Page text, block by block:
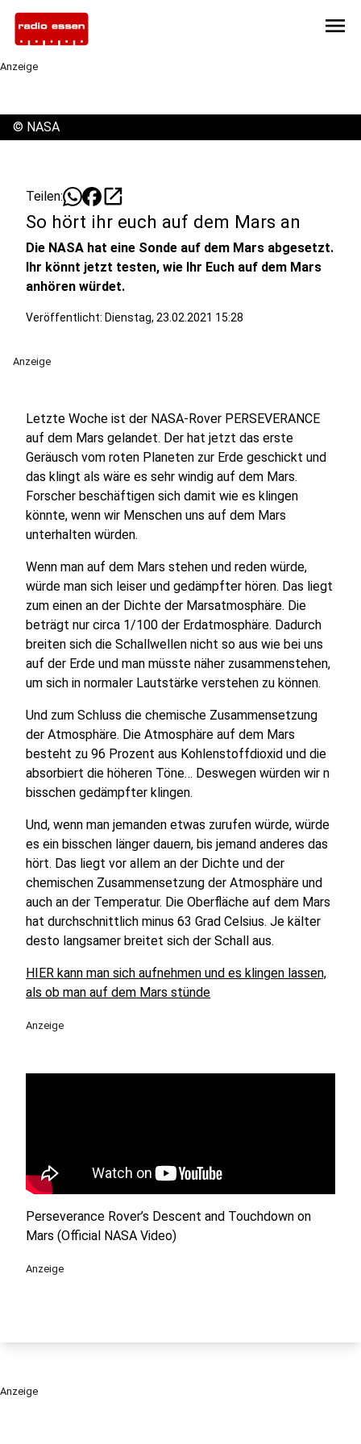
menu
Anzeige
© NASA
Teilen: open_in_new
So hört ihr euch auf dem Mars an
Die NASA hat eine Sonde auf dem Mars abgesetzt.
Ihr könnt jetzt testen, wie Ihr Euch auf dem Mars
anhören würdet.
Veröffentlicht: Dienstag, 23.02.2021 15:28
Anzeige
Letzte Woche ist der NASA-Rover PERSEVERANCE
auf dem Mars gelandet. Der hat jetzt das erste
Geräusch vom roten Planeten zur Erde geschickt und
das klingt als wäre es sehr windig auf dem Mars.
Forscher beschäftigen sich damit wie es klingen
könnte, wenn wir Menschen uns auf dem Mars
unterhalten würden.
Wenn man auf dem Mars stehen und reden würde,
würde man sich leiser und gedämpfter hören. Das liegt
zum einen an der Dichte der Marsatmosphäre. Die
beträgt nur circa 1/100 der Erdatmosphäre. Dadurch
breiten sich die Schallwellen nicht so aus wie bei uns
auf der Erde und man müsste näher zusammenstehen,
um sich in normaler Lautstärke verstehen zu können.
Und zum Schluss die chemische Zusammensetzung
der Atmosphäre. Die Atmosphäre auf dem Mars
besteht zu 96 Prozent aus Kohlenstoffdioxid und die
absorbiert die höheren Töne… Deswegen würden wir n
bisschen gedämpfter klingen.
Und, wenn man jemanden etwas zurufen würde, würde
es ein bisschen länger dauern, bis jemand anderes das
hört. Das liegt vor allem an der Dichte und der
chemischen Zusammensetzung der Atmosphäre und
auch an der Temperatur. Die Oberfläche auf dem Mars
hat durchschnittlich minus 63 Grad Celsius. Je kälter
desto langsamer breitet sich der Schall aus.
HIER kann man sich aufnehmen und es klingen lassen,
als ob man auf dem Mars stünde
Anzeige
Perseverance Rover’s Descent and Touchdown on
Mars (Official NASA Video)
Anzeige
Anzeige